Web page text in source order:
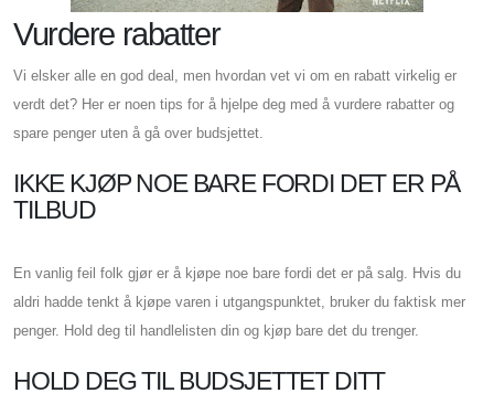
Vurdere rabatter
Vi elsker alle en god deal, men hvordan vet vi om en rabatt virkelig er
verdt det? Her er noen tips for å hjelpe deg med å vurdere rabatter og
spare penger uten å gå over budsjettet.
IKKE KJØP NOE BARE FORDI DET ER PÅ
TILBUD
En vanlig feil folk gjør er å kjøpe noe bare fordi det er på salg. Hvis du
aldri hadde tenkt å kjøpe varen i utgangspunktet, bruker du faktisk mer
penger. Hold deg til handlelisten din og kjøp bare det du trenger.
HOLD DEG TIL BUDSJETTET DITT